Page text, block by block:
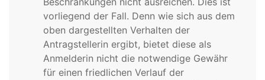
vorliegend der Fall. Denn wie sich aus dem
oben dargestellten Verhalten der
Antragstellerin ergibt, bietet diese als
Anmelderin nicht die notwendige Gewähr
für einen friedlichen Verlauf der